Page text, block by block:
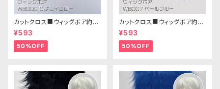
カットクロス■ウィッグボア約8c
m(ひよこイエロー)WB009ボア
生地 25cm × 45cm
¥593
50%OFF
カットクロス■ウィッグボア約8c
m(ペールブルー)WB007ボア
生地 25cm × 45cm
¥593
50%OFF